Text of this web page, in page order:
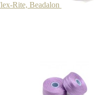
Rite, Beadalon